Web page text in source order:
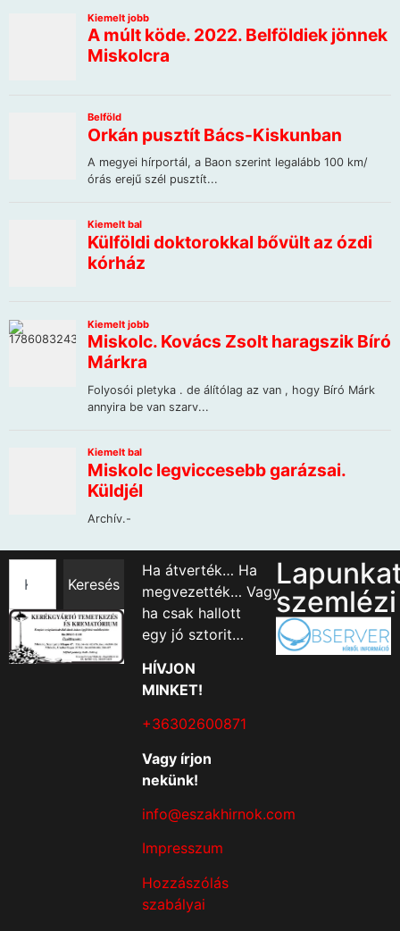
Keresés
Ha átverték… Ha
megvezették… Vagy
ha csak hallott
egy jó sztorit…
HÍVJON
MINKET!
+36302600871
Vagy írjon
nekünk!
info@eszakhirnok.com
Impresszum
Hozzászólás
szabályai
szemlézi